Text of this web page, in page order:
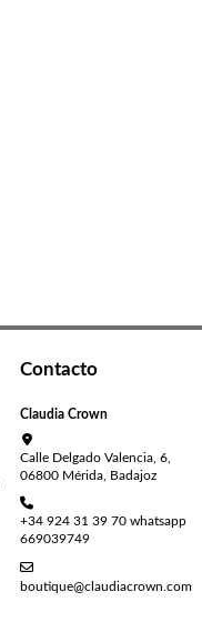
Contacto
Claudia Crown
Calle Delgado Valencia, 6,
06800 Mérida, Badajoz
+34 924 31 39 70 whatsapp
669039749
boutique@claudiacrown.com